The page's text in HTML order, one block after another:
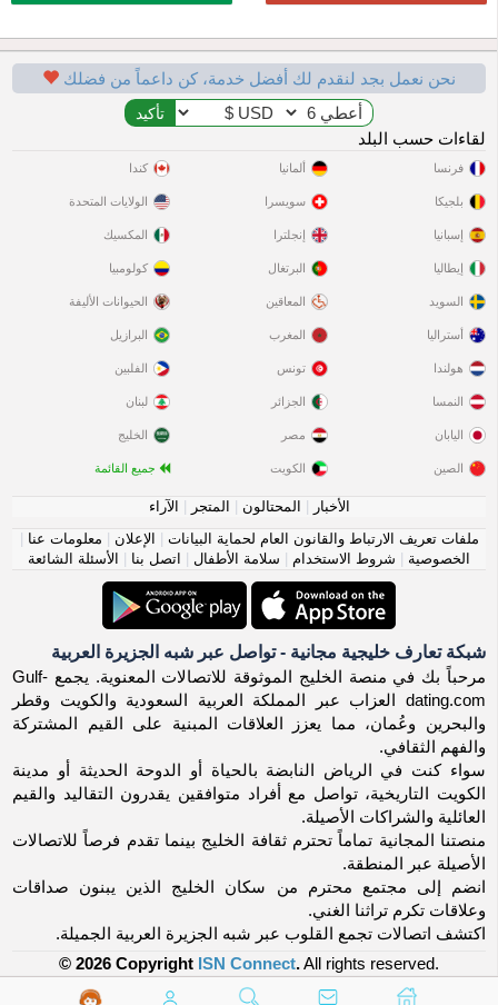
نحن نعمل بجد لنقدم لك أفضل خدمة، كن داعماً من فضلك
لقاءات حسب البلد
فرنسا
بلجيكا
إسبانيا
إيطاليا
السويد
ألمانيا
سويسرا
إنجلترا
البرتغال
المعاقين
كندا
الولايات المتحدة
المكسيك
كولومبيا
الحيوانات الأليفة
أستراليا
هولندا
النمسا
اليابان
الصين
المغرب
تونس
الجزائر
مصر
الكويت
البرازيل
الفلبين
لبنان
الخليج
جميع القائمة
الأخبار المحتالون المتجر
الآراء
ملفات تعريف الارتباط والقانون العام لحماية البيانات
الإعلان معلومات عنا
الخصوصية
شروط الاستخدام سلامة الأطفال اتصل بنا الأسئلة الشائعة
شبكة تعارف خليجية مجانية - تواصل عبر شبه الجزيرة العربية
مرحباً بك في منصة الخليج الموثوقة للاتصالات المعنوية. يجمع Gulf-
dating.com العزاب عبر المملكة العربية السعودية والكويت وقطر
والبحرين وعُمان، مما يعزز العلاقات المبنية على القيم المشتركة
والفهم الثقافي.
سواء كنت في الرياض النابضة بالحياة أو الدوحة الحديثة أو مدينة
الكويت التاريخية، تواصل مع أفراد متوافقين يقدرون التقاليد والقيم
العائلية والشراكات الأصيلة.
منصتنا المجانية تماماً تحترم ثقافة الخليج بينما تقدم فرصاً للاتصالات
الأصيلة عبر المنطقة.
انضم إلى مجتمع محترم من سكان الخليج الذين يبنون صداقات
وعلاقات تكرم تراثنا الغني.
اكتشف اتصالات تجمع القلوب عبر شبه الجزيرة العربية الجميلة.
© 2026 Copyright ISN Connect.All rights reserved.